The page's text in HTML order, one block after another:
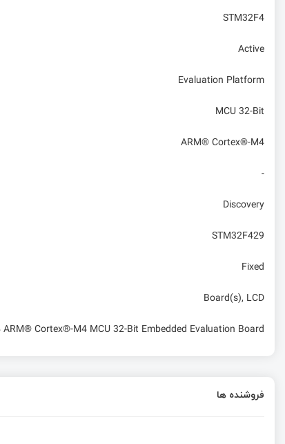
STM32F4
Active
Evaluation Platform
MCU 32-Bit
ARM® Cortex®-M4
-
Discovery
STM32F429
Fixed
Board(s), LCD
Cortex®-M4 MCU 32-Bit Embedded Evaluation Board
فروشنده ها